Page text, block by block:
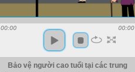
00:00 00:00
Bảo vệ người cao tuổi tại các trung